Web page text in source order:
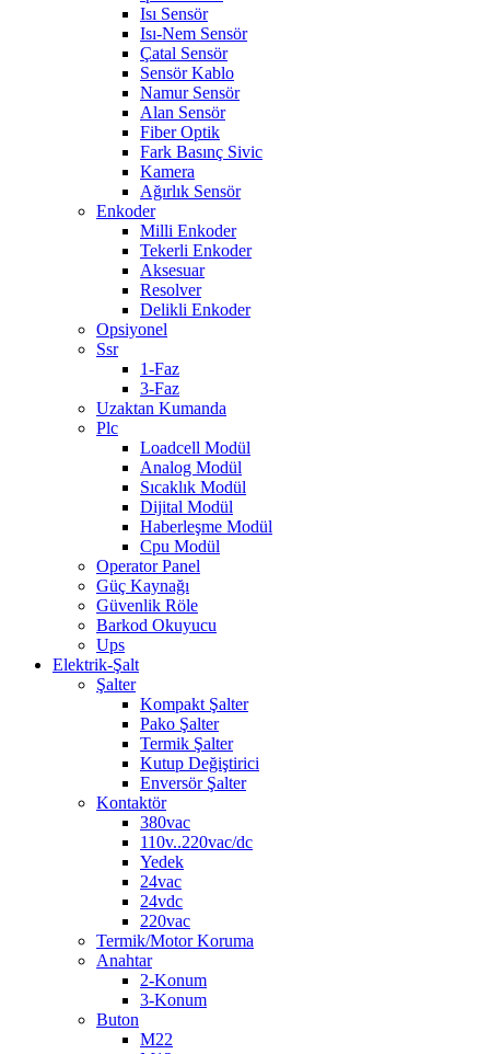
Isı Sensör
Isı-Nem Sensör
Çatal Sensör
Sensör Kablo
Namur Sensör
Alan Sensör
Fiber Optik
Fark Basınç Sivic
Kamera
Ağırlık Sensör
Enkoder
Milli Enkoder
Tekerli Enkoder
Aksesuar
Resolver
Delikli Enkoder
Opsiyonel
Ssr
1-Faz
3-Faz
Uzaktan Kumanda
Plc
Loadcell Modül
Analog Modül
Sıcaklık Modül
Dijital Modül
Haberleşme Modül
Cpu Modül
Operator Panel
Güç Kaynağı
Güvenlik Röle
Barkod Okuyucu
Ups
Elektrik-Şalt
Şalter
Kompakt Şalter
Pako Şalter
Termik Şalter
Kutup Değiştirici
Enversör Şalter
Kontaktör
380vac
110v..220vac/dc
Yedek
24vac
24vdc
220vac
Termik/Motor Koruma
Anahtar
2-Konum
3-Konum
Buton
M22